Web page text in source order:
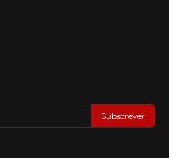
Subscrever